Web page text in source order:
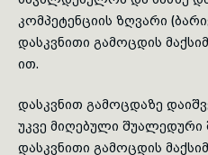
კომპეტენციის ზღვარი
დასკვნითი გამოცდის
ით.
დასკვნით გამოცდაზე
უკვე მი­ღე­ბული შუალედური
დასკვნითი გამოცდის